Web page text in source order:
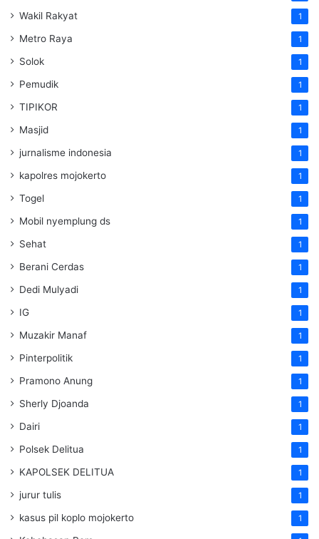
Wakil Rakyat 1
Metro Raya 1
Solok 1
Pemudik 1
TIPIKOR 1
Masjid 1
jurnalisme indonesia 1
kapolres mojokerto 1
Togel 1
Mobil nyemplung ds 1
Sehat 1
Berani Cerdas 1
Dedi Mulyadi 1
IG 1
Muzakir Manaf 1
Pinterpolitik 1
Pramono Anung 1
Sherly Djoanda 1
Dairi 1
Polsek Delitua 1
KAPOLSEK DELITUA 1
jurur tulis 1
kasus pil koplo mojokerto 1